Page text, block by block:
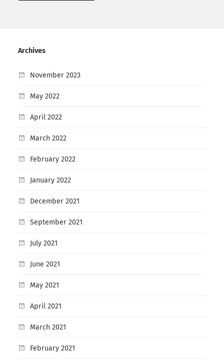
Archives
November 2023
May 2022
April 2022
March 2022
February 2022
January 2022
December 2021
September 2021
July 2021
June 2021
May 2021
April 2021
March 2021
February 2021